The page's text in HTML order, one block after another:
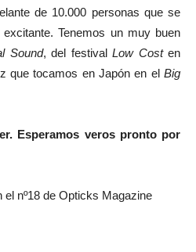
de 10.000 personas que se
Tenemos un muy buen
Sound, del festivalLow Costen
que tocamos en Japón en el Big
Esperamos veros pronto por
nº18 de Opticks Magazine